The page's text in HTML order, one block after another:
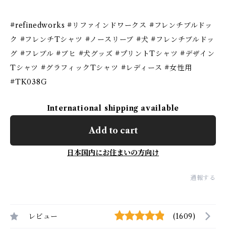
#refinedworks #リファインドワークス #フレンチブルドッ
ク #フレンチTシャツ #ノースリーブ #犬 #フレンチブルドッ
グ #フレブル #ブヒ #犬グッズ #プリントTシャツ #デザイン
Tシャツ #グラフィックTシャツ #レディース #女性用
#TK038G
International shipping available
Add to cart
日本国内にお住まいの方向け
通報する
レビュー (1609)